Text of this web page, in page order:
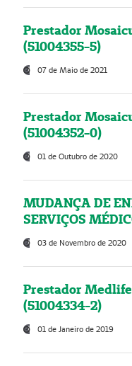
Prestador
(51004355-5)
07 de Maio de 2021
Prestador
(51004352-0)
01 de Outubro de 2020
MUDANÇA DE
SERVIÇOS
03 de Novembro de 2020
Prestador
(51004334-2)
01 de Janeiro de 2019